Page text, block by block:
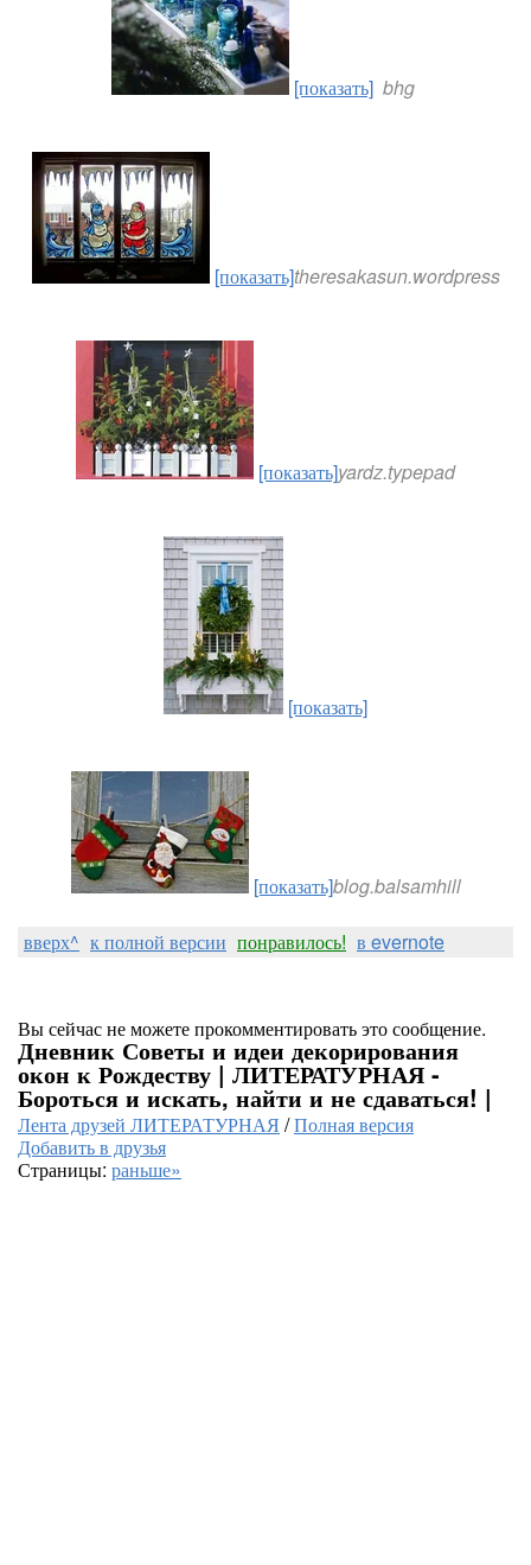
[показать] bhg
[показать]theresakasun.wordpress
[показать]yardz.typepad
[показать]
[показать]blog.balsamhill
вверх^ к полной версии понравилось! в evernote
Вы сейчас не можете прокомментировать это сообщение.
Дневник Советы и идеи декорирования
окон к Рождеству | ЛИТЕРАТУРНАЯ -
Бороться и искать, найти и не сдаваться! |
Лента друзей ЛИТЕРАТУРНАЯ /Полная версия
Добавить в друзья
Страницы: раньше»